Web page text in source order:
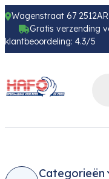
Wagenstraat 67
Gratis verzending
klantbeoordeling: 4.3/5
Categorieën